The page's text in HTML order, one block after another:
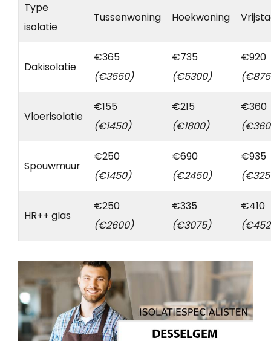
Type
isolatie
Tussenwoning Hoekwoning
Dakisolatie
€365
(€3550)
€735
(€5300)
€920
Vloerisolatie
€155
(€1450)
€215
(€1800)
€360
Spouwmuur
€250
(€1450)
€690
(€2450)
€935
HR++ glas
€250
(€2600)
€335
(€3075)
€410